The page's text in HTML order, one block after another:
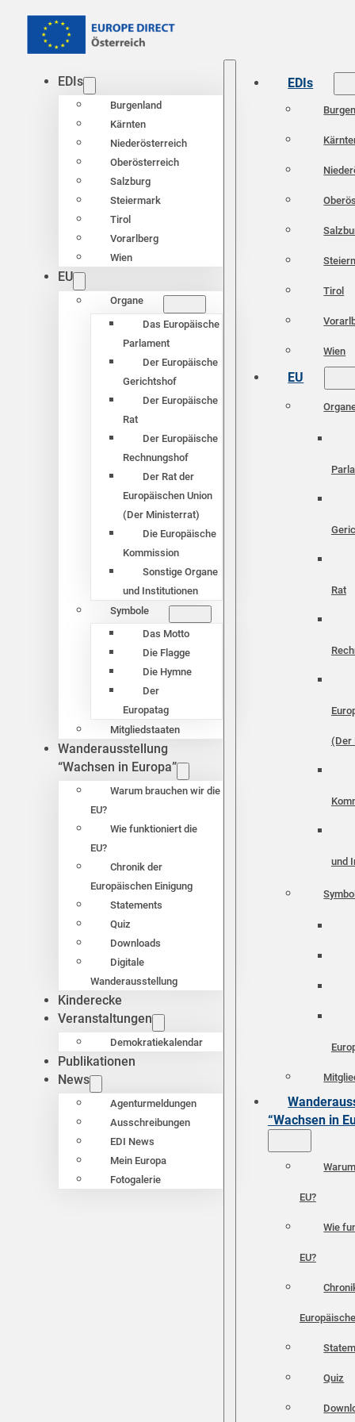
EDIs
Burgenland
Kärnten
Niederösterreich
Oberösterreich
Salzburg
Steiermark
Tirol
Vorarlberg
Wien
EU
Organe
Das Europäische
Parlament
Der Europäische
Gerichtshof
Der Europäische
Rat
Der Europäische
Rechnungshof
Der Rat der
Europäischen Union
(Der Ministerrat)
Die Europäische
Kommission
Sonstige Organe
und Institutionen
Symbole
Das Motto
Die Flagge
Die Hymne
Der
Europatag
Mitgliedstaaten
Wanderausstellung
“Wachsen in Europa”
Warum brauchen wir die
EU?
Wie funktioniert die
EU?
Chronik der
Europäischen Einigung
Statements
Quiz
Downloads
Digitale
Wanderausstellung
Kinderecke
Veranstaltungen
Demokratiekalendar
Publikationen
News
Agenturmeldungen
Ausschreibungen
EDI News
Mein Europa
Fotogalerie
EDIs
Tirol
Wien
EU
Rat
(Der
und
“Wachsen in
EU?
Wie
EU?
Quiz